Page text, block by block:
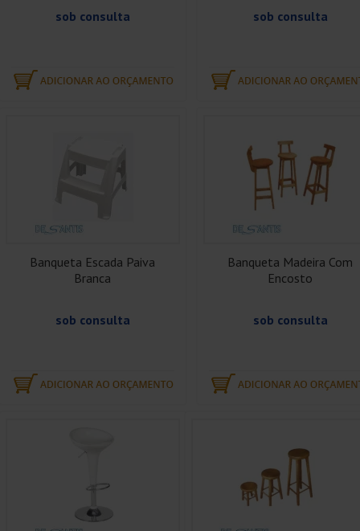
sob consulta sob consulta
Banqueta Escada Paiva
Branca
sob consulta
Banqueta Madeira Com
Encosto
sob consulta